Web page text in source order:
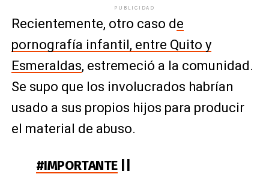
PUBLICIDAD
Recientemente, otro caso de
pornografía infantil, entre Quito y
Esmeraldas, estremeció a la comunidad.
Se supo que los involucrados habrían
usado a sus propios hijos para producir
el material de abuso.
#IMPORTANTE||